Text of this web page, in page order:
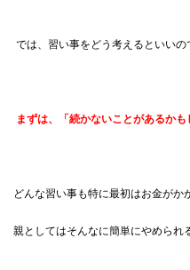
では、習い事をどう考えるといいの
まずは、「続かないことがあるか
どんな習い事も特に最初はお金がか
親としてはそんなに簡単にやめられ